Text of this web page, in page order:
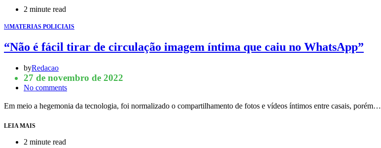
2 minute read
MMATERIAS POLICIAIS
“Não é fácil tirar de circulação imagem íntima que caiu no WhatsApp”
byRedacao
27 de novembro de 2022
No comments
Em meio a hegemonia da tecnologia, foi normalizado o compartilhamento de fotos e vídeos íntimos entre casais, porém…
LEIA MAIS
2 minute read